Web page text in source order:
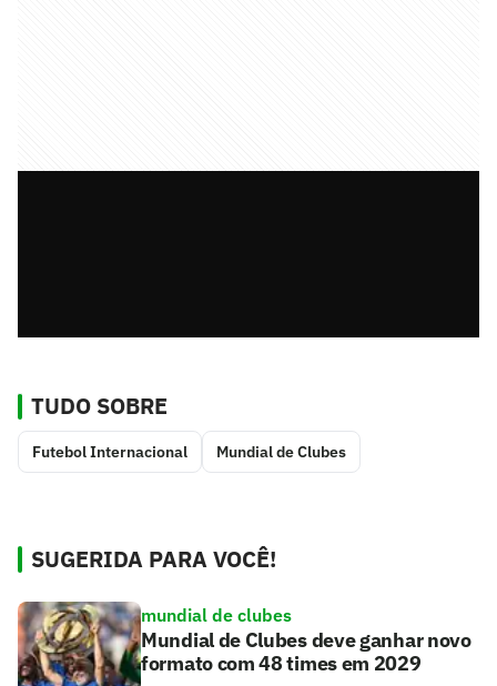
TUDO SOBRE
Futebol Internacional Mundial de Clubes
SUGERIDA PARA VOCÊ!
mundial de clubes
Mundial de Clubes deve ganhar novo
formato com 48 times em 2029